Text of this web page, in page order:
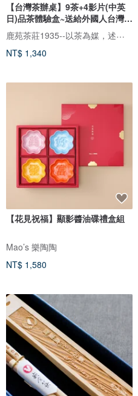
【台灣茶辦桌】9茶+4影片(中英
日)品茶體驗盒~送給外國人台灣伴
手
鹿苑茶莊1935--以茶為媒，述說台灣島嶼的故事與溫暖
NT$ 1,340
【花見祝福】顯影醬油碟禮盒組
Mao’s 樂陶陶
NT$ 1,580